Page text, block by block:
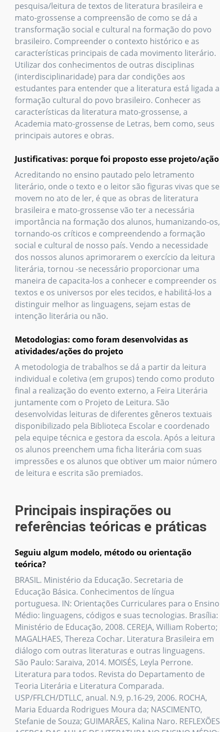
pesquisa/leitura de textos de literatura brasileira e
mato-grossense a compreensão de como se dá a
transformação social e cultural na formação do povo
brasileiro. Compreender o contexto histórico e as
características principais de cada movimento literário.
Utilizar dos conhecimentos de outras disciplinas
(interdisciplinaridade) para dar condições aos
estudantes para entender que a literatura está ligada a
formação cultural do povo brasileiro. Conhecer as
características da literatura mato-grossense, a
Academia mato-grossense de Letras, bem como, seus
principais autores e obras.
Justificativas: porque foi proposto esse projeto/ação
Acreditando no ensino pautado pelo letramento
literário, onde o texto e o leitor são figuras vivas que se
movem no ato de ler, é que as obras de literatura
brasileira e mato-grossense vão ter a necessária
importância na formação dos alunos, humanizando-os,
tornando-os críticos e compreendendo a formação
social e cultural de nosso país. Vendo a necessidade
dos nossos alunos aprimorarem o exercício da leitura
literária, tornou -se necessário proporcionar uma
maneira de capacita-los a conhecer e compreender os
textos e os universos por eles tecidos, e habilitá-los a
distinguir melhor as linguagens, sejam estas de
intenção literária ou não.
Metodologias: como foram desenvolvidas as
atividades/ações do projeto
A metodologia de trabalhos se dá a partir da leitura
individual e coletiva (em grupos) tendo como produto
final a realização do evento externo, a Feira Literária
juntamente com o Projeto de Leitura. São
desenvolvidas leituras de diferentes gêneros textuais
disponibilizado pela Biblioteca Escolar e coordenado
pela equipe técnica e gestora da escola. Após a leitura
os alunos preenchem uma ficha literária com suas
impressões e os alunos que obtiver um maior número
de leitura e escrita são premiados.
Principais inspirações ou
referências teóricas e práticas
Seguiu algum modelo, método ou orientação
teórica?
BRASIL. Ministério da Educação. Secretaria de
Educação Básica. Conhecimentos de língua
portuguesa. IN: Orientações Curriculares para o Ensino
Médio: linguagens, códigos e suas tecnologias. Brasília:
Ministério de Educação, 2008. CEREJA, William Roberto;
MAGALHAES, Thereza Cochar. Literatura Brasileira em
diálogo com outras literaturas e outras linguagens.
São Paulo: Saraiva, 2014. MOISÉS, Leyla Perrone.
Literatura para todos. Revista do Departamento de
Teoria Literária e Literatura Comparada.
USP/FFLCH/DTLLC, anual. N.9, p.16-29, 2006. ROCHA,
Maria Eduarda Rodrigues Moura da; NASCIMENTO,
Stefanie de Souza; GUIMARÃES, Kalina Naro. REFLEXÕES